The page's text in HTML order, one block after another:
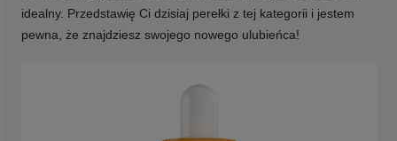
idealny. Przedstawię Ci dzisiaj perełki z tej kategorii i jestem
pewna, że znajdziesz swojego nowego ulubieńca!